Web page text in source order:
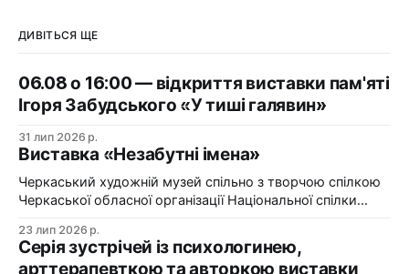
ДИВІТЬСЯ ЩЕ
06.08 о 16:00 — відкриття виставки пам'яті
Ігоря Забудського «У тиші галявин»
31 лип 2026 р.
Виставка «Незабутні імена»
Черкаський художній музей спільно з творчою спілкою
Черкаської обласної організації Національної спілки
імена». Виставка «Незабутні імена» — це мистецька
подорож у творчий спадок художників Черкащини, чий
23 лип 2026 р.
Серія зустрічей із психологинею,
арттерапевткою та авторкою виставки